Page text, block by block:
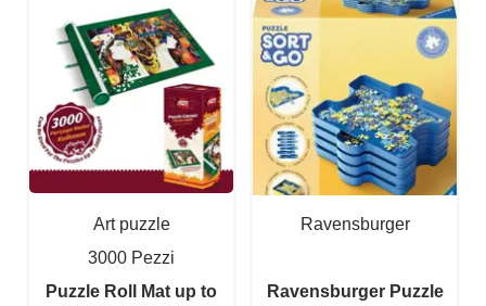
Art puzzle
3000 Pezzi
Puzzle Roll Mat up to
Ravensburger
Ravensburger Puzzle